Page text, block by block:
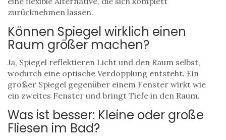
zurücknehmen lassen.
Können Spiegel wirklich einen
Raum größer machen?
Ja, Spiegel reflektieren Licht und den Raum selbst,
wodurch eine optische Verdopplung entsteht. Ein
großer Spiegel gegenüber einem Fenster wirkt wie
ein zweites Fenster und bringt Tiefe in den Raum.
Was ist besser: Kleine oder große
Fliesen im Bad?